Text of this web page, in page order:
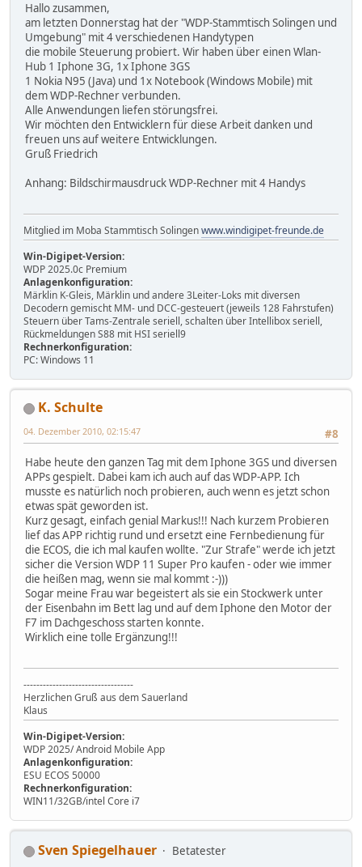
Hallo zusammen,
am letzten Donnerstag hat der "WDP-Stammtisch Solingen und
Umgebung" mit 4 verschiedenen Handytypen
die mobile Steuerung probiert. Wir haben über einen Wlan-
Hub 1 Iphone 3G, 1x Iphone 3GS
1 Nokia N95 (Java) und 1x Notebook (Windows Mobile) mit
dem WDP-Rechner verbunden.
Alle Anwendungen liefen störungsfrei.
Wir möchten den Entwicklern für diese Arbeit danken und
freuen uns auf weitere Entwicklungen.
Gruß Friedrich
Anhang: Bildschirmausdruck WDP-Rechner mit 4 Handys
Mitglied im Moba Stammtisch Solingenwww.windigipet-freunde.de
Win-Digipet-Version:
WDP 2025.0c Premium
Anlagenkonfiguration:
Märklin K-Gleis, Märklin und andere 3Leiter-Loks mit diversen
Decodern gemischt MM- und DCC-gesteuert (jeweils 128 Fahrstufen)
Steuern über Tams-Zentrale seriell, schalten über Intellibox seriell,
Rückmeldungen S88 mit HSI seriell9
Rechnerkonfiguration:
PC: Windows 11
K. Schulte
#8
04. Dezember 2010, 02:15:47
Habe heute den ganzen Tag mit dem Iphone 3GS und diversen
APPs gespielt. Dabei kam ich auch auf das WDP-APP. Ich
musste es natürlich noch probieren, auch wenn es jetzt schon
etwas spät geworden ist.
Kurz gesagt, einfach genial Markus!!! Nach kurzem Probieren
lief das APP richtig rund und ersetzt eine Fernbedienung für
die ECOS, die ich mal kaufen wollte. "Zur Strafe" werde ich jetzt
sicher die Version WDP 11 Super Pro kaufen - oder wie immer
die heißen mag, wenn sie mal kommt :-)))
Sogar meine Frau war begeistert als sie ein Stockwerk unter
der Eisenbahn im Bett lag und auf dem Iphone den Motor der
F7 im Dachgeschoss starten konnte.
Wirklich eine tolle Ergänzung!!!
----------------------------------
Herzlichen Gruß aus dem Sauerland
Klaus
Win-Digipet-Version:
WDP 2025/ Android Mobile App
Anlagenkonfiguration:
ESU ECOS 50000
Rechnerkonfiguration:
WIN11/32GB/intel Core i7
Sven Spiegelhauer Betatester